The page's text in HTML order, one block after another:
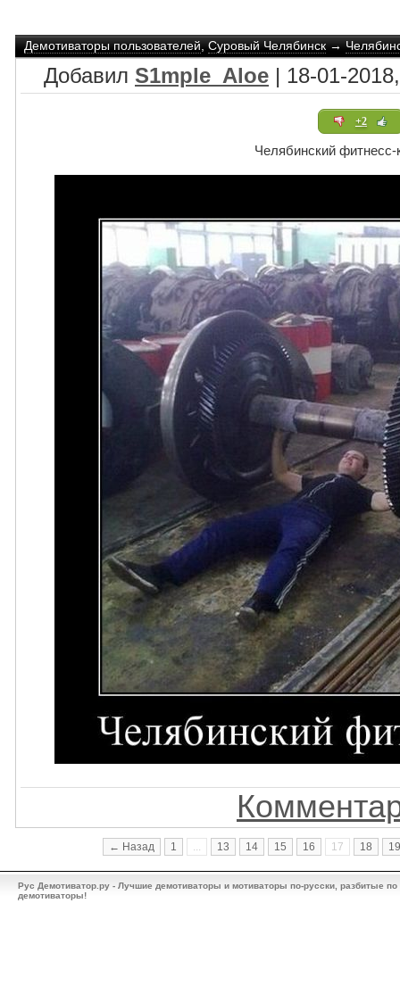
Демотиваторы пользователей,Суровый Челябинск→
Добавил S1mple_Aloe | 18-01-
+2
Челябинский фитнесс-
← Назад 1 ... 13 14 15 16 17 18 19
Рус Демотиватор.ру - Лучшие демотиваторы и мотиваторы по-русски, разбитые
демотиваторы!